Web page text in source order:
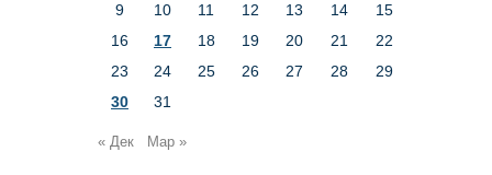
9
10 11 12 13 14
15
16
17 18 19 20 21
22
23
24 25 26 27 28
29
30
31
« Дек Мар »